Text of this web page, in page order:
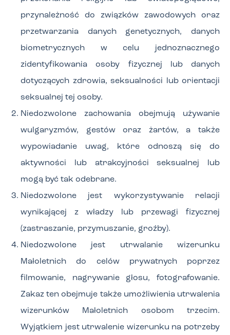
przynależność do związków zawodowych oraz
przetwarzania danych genetycznych, danych
biometrycznych w celu jednoznacznego
zidentyfikowania osoby fizycznej lub danych
dotyczących zdrowia, seksualności lub orientacji
seksualnej tej osoby.
Niedozwolone zachowania obejmują używanie
wulgaryzmów, gestów oraz żartów, a także
wypowiadanie uwag, które odnoszą się do
aktywności lub atrakcyjności seksualnej lub
mogą być tak odebrane.
Niedozwolone jest wykorzystywanie relacji
wynikającej z władzy lub przewagi fizycznej
(zastraszanie, przymuszanie, groźby).
Niedozwolone jest utrwalanie wizerunku
Małoletnich do celów prywatnych poprzez
filmowanie, nagrywanie głosu, fotografowanie.
Zakaz ten obejmuje także umożliwienia utrwalenia
wizerunków Małoletnich osobom trzecim.
Wyjątkiem jest utrwalenie wizerunku na potrzeby